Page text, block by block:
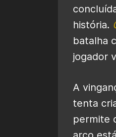
história.
batalha
jogador
A
tenta
permite